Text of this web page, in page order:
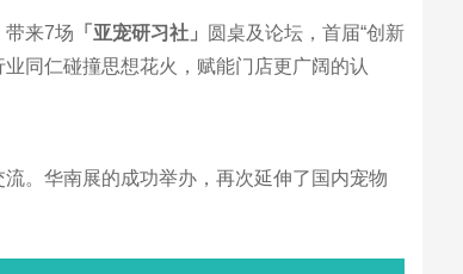
带来7场 「亚宠研习社」
圆桌及论坛，首届“创新
同仁碰撞思想花火，赋能门店更广阔的认
。华南展的成功举办，再次延伸了国内宠物